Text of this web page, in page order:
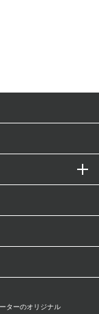
ターのオリジナル